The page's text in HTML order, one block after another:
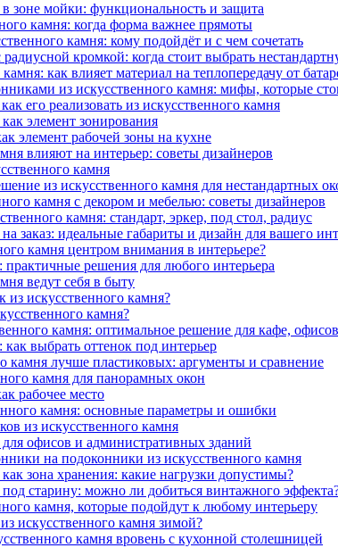
зоне мойки: функциональность и защита
камня: когда форма важнее прямоты
камня: кому подойдёт и с чем сочетать
кромкой: когда стоит выбрать
как влияет материал на теплопередачу от
из искусственного камня: мифы, которые
его реализовать из искусственного камня
элемент зонирования
элемент рабочей зоны на кухне
влияют на интерьер: советы дизайнеров
камня
из искусственного камня для нестандартных
камня с декором и мебелью: советы дизайнеров
камня: стандарт, эркер, под стол, радиус
заказ: идеальные габариты и дизайн для вашего
камня центром внимания в интерьере?
решения для любого интерьера
ведут себя в быту
искусственного камня?
камня?
камня: оптимальное решение для кафе,
выбрать оттенок под интерьер
камня лучше пластиковых: аргументы и сравнение
камня для панорамных окон
рабочее место
камня: основные параметры и ошибки
из искусственного камня
офисов и административных зданий
на подоконники из искусственного камня
зона хранения: какие нагрузки допустимы?
старину: можно ли добиться винтажного
камня, которые подойдут к любому интерьеру
искусственного камня зимой?
камня вровень с кухонной столешницей